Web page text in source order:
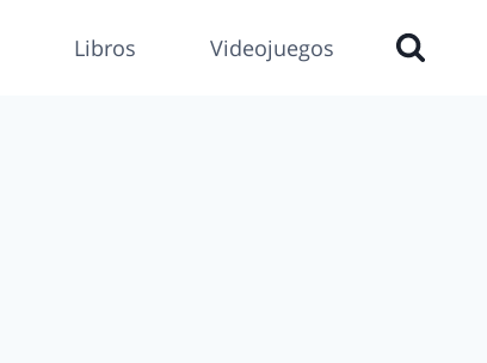
Libros Videojuegos